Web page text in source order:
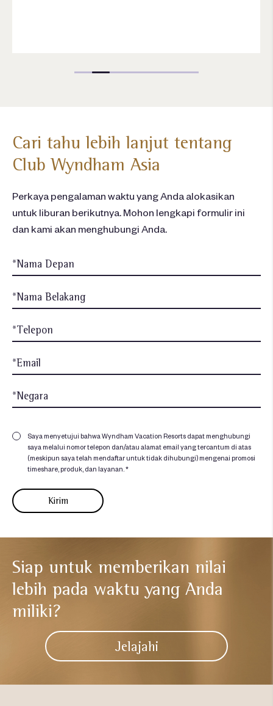
Cari tahu lebih lanjut tentang
Club Wyndham Asia
Perkaya pengalaman waktu yang Anda alokasikan
untuk liburan berikutnya. Mohon lengkapi formulir ini
dan kami akan menghubungi Anda.
Saya menyetujui bahwa Wyndham Vacation Resorts dapat menghubungi
saya melalui nomor telepon dan/atau alamat email yang tercantum di atas
(meskipun saya telah mendaftar untuk tidak dihubungi) mengenai promosi
timeshare, produk, dan layanan. *
Siap untuk memberikan nilai
lebih pada waktu yang Anda
miliki?​
Jelajahi